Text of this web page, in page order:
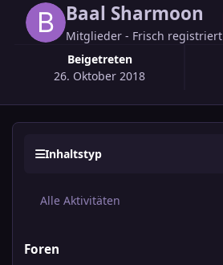
Baal Sharmoon
Mitglieder - Frisch registriert
Beigetreten
26. Oktober 2018
Inhaltstyp
Alle Aktivitäten
Foren